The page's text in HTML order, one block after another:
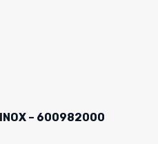
– 600982000